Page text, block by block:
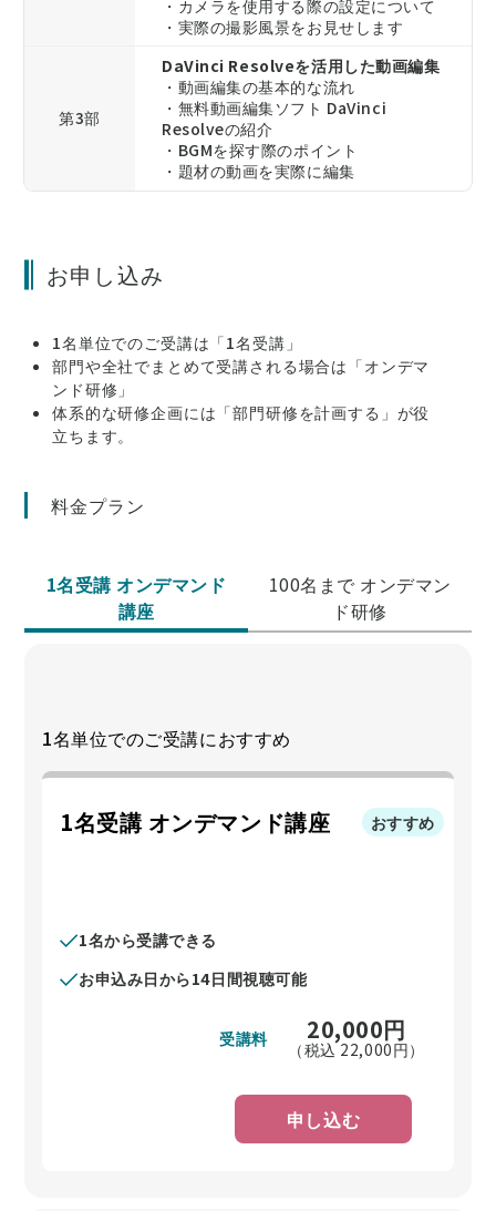
・カメラを使用する際の設定について
・実際の撮影風景をお見せします
第3部
DaVinci Resolveを活用した動画編集
・動画編集の基本的な流れ
・無料動画編集ソフト DaVinci
Resolveの紹介
・BGMを探す際のポイント
・題材の動画を実際に編集
お申し込み
1名単位でのご受講は「1名受講」
部門や全社でまとめて受講される場合は「オンデマ
ンド研修」
体系的な研修企画には「部門研修を計画する」が役
立ちます。
料金プラン
1名受講 オンデマンド
講座
100名まで オンデマン
ド研修
1名単位でのご受講におすすめ
1名受講 オンデマンド講座 おすすめ
1名から受講できる
お申込み日から14日間視聴可能
受講料 20,000円
（税込22,000円）
申し込む